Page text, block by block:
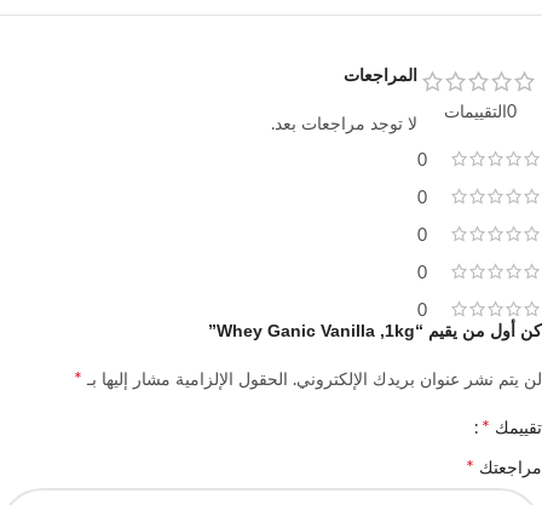
0التقييمات
0
0
0
0
0
المراجعات
لا توجد مراجعات بعد.
كن أول من يقيم “Whey Ganic Vanilla ,1kg”
لن يتم نشر عنوان بريدك الإلكتروني. الحقول الإلزامية مشار إليها بـ *
تقييمك *
مراجعتك *